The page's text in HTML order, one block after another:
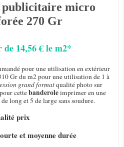
publicitaire micro
270 Gr
14,56 € le m2*
pour une utilisation en extérieur
Gr du m2 pour une utilisation de 1 à
grand formatqualité photo sur
cettebanderoleimprimer en une
long et 5 de large sans soudure.
prix
et moyenne durée